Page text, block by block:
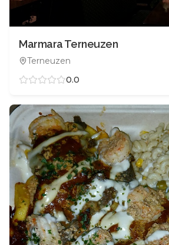
Marmara Terneuzen
Terneuzen
0.0